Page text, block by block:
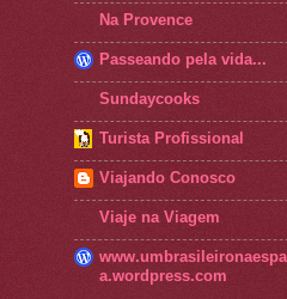
Na Provence
Passeando pela vida...
Sundaycooks
Turista Profissional
Viajando Conosco
Viaje na Viagem
a.wordpress.com